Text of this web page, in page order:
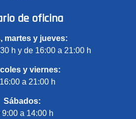
de oficina
martes y jueves:
h y de 16:00 a 21:00 h
y viernes:
a 21:00 h
Sábados:
9:00 a 14:00 h